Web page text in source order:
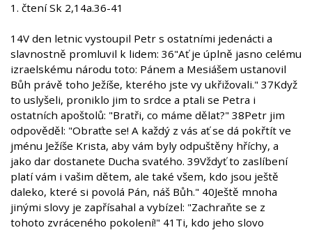
1. čtení Sk 2,14a.36-41
14V den letnic vystoupil Petr s ostatními jedenácti a
slavnostně promluvil k lidem: 36"Ať je úplně jasno celému
izraelskému národu toto: Pánem a Mesiášem ustanovil
Bůh právě toho Ježíše, kterého jste vy ukřižovali." 37Když
to uslyšeli, proniklo jim to srdce a ptali se Petra i
ostatních apoštolů: "Bratři, co máme dělat?" 38Petr jim
odpověděl: "Obraťte se! A každý z vás ať se dá pokřtít ve
jménu Ježíše Krista, aby vám byly odpuštěny hříchy, a
jako dar dostanete Ducha svatého. 39Vždyť to zaslíbení
platí vám i vašim dětem, ale také všem, kdo jsou ještě
daleko, které si povolá Pán, náš Bůh." 40Ještě mnoha
jinými slovy je zapřísahal a vybízel: "Zachraňte se z
tohoto zvráceného pokolení!" 41Ti, kdo jeho slovo